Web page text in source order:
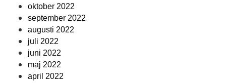
oktober 2022
september 2022
augusti 2022
juli 2022
juni 2022
maj 2022
april 2022